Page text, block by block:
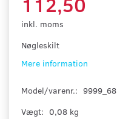
inkl. moms
Nøgleskilt
Mere information
Model/varenr.: 9999_68
Vægt: 0,08 kg